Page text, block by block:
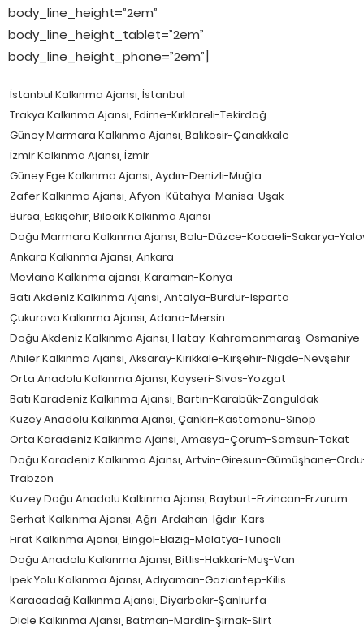
body_line_height=”2em”
body_line_height_tablet=”2em”
body_line_height_phone=”2em”]
İstanbul Kalkınma Ajansı, İstanbul
Trakya Kalkınma Ajansı, Edirne-Kırklareli-Tekirdağ
Güney Marmara Kalkınma Ajansı, Balıkesir-Çanakkale
İzmir Kalkınma Ajansı, İzmir
Güney Ege Kalkınma Ajansı, Aydın-Denizli-Muğla
Zafer Kalkınma Ajansı, Afyon-Kütahya-Manisa-Uşak
Bursa, Eskişehir, Bilecik Kalkınma Ajansı
Doğu Marmara Kalkınma Ajansı, Bolu-Düzce-Kocaeli-Sakarya-
Ankara Kalkınma Ajansı, Ankara
Mevlana Kalkınma ajansı, Karaman-Konya
Batı Akdeniz Kalkınma Ajansı, Antalya-Burdur-Isparta
Çukurova Kalkınma Ajansı, Adana-Mersin
Doğu Akdeniz Kalkınma Ajansı, Hatay-Kahramanmaraş-Osmaniye
Ahiler Kalkınma Ajansı, Aksaray-Kırıkkale-Kırşehir-Niğde-Nevşehir
Orta Anadolu Kalkınma Ajansı, Kayseri-Sivas-Yozgat
Batı Karadeniz Kalkınma Ajansı, Bartın-Karabük-Zonguldak
Kuzey Anadolu Kalkınma Ajansı, Çankırı-Kastamonu-Sinop
Orta Karadeniz Kalkınma Ajansı, Amasya-Çorum-Samsun-Tokat
Doğu Karadeniz Kalkınma Ajansı, Artvin-Giresun-Gümüşhane-
Trabzon
Kuzey Doğu Anadolu Kalkınma Ajansı, Bayburt-Erzincan-Erzurum
Serhat Kalkınma Ajansı, Ağrı-Ardahan-Iğdır-Kars
Fırat Kalkınma Ajansı, Bingöl-Elazığ-Malatya-Tunceli
Doğu Anadolu Kalkınma Ajansı, Bitlis-Hakkari-Muş-Van
İpek Yolu Kalkınma Ajansı, Adıyaman-Gaziantep-Kilis
Karacadağ Kalkınma Ajansı, Diyarbakır-Şanlıurfa
Dicle Kalkınma Ajansı, Batman-Mardin-Şırnak-Siirt